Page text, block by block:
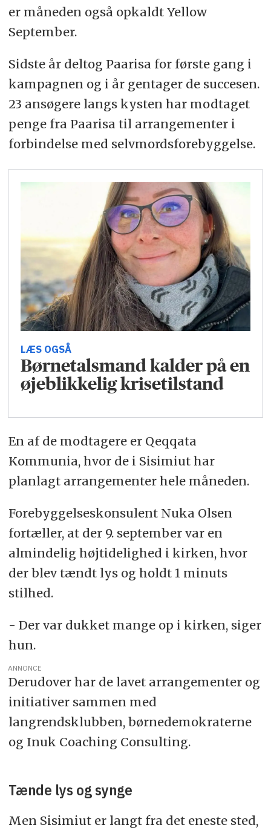
er måneden også opkaldt Yellow
September.
Sidste år deltog Paarisa for første gang i
kampagnen og i år gentager de succesen.
23 ansøgere langs kysten har modtaget
penge fra Paarisa til arrangementer i
forbindelse med selvmordsforebyggelse.
LÆS OGSÅ
Børnetalsmand kalder på en
øjeblikkelig krisetilstand
En af de modtagere er Qeqqata
Kommunia, hvor de i Sisimiut har
planlagt arrangementer hele måneden.
Forebyggelseskonsulent Nuka Olsen
fortæller, at der 9. september var en
almindelig højtidelighed i kirken, hvor
der blev tændt lys og holdt 1 minuts
stilhed.
- Der var dukket mange op i kirken, siger
hun.
ANNONCE
Derudover har de lavet arrangementer og
initiativer sammen med
langrendsklubben, børnedemokraterne
og Inuk Coaching Consulting.
Tænde lys og synge
Men Sisimiut er langt fra det eneste sted,